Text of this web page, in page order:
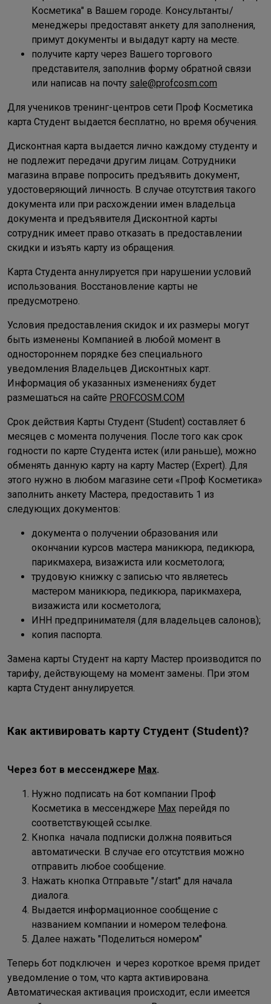
Косметика" в Вашем городе. Консультанты/
менеджеры предоставят анкету для заполнения,
примут документы и выдадут карту на месте.
получите карту через Вашего торгового
представителя, заполнив форму обратной связи
или написав на почту sale@profcosm.com
Для учеников тренинг-центров сети Проф Косметика
карта Студент выдается бесплатно, но время обучения.
Дисконтная карта выдается лично каждому студенту и
не подлежит передачи другим лицам. Сотрудники
магазина вправе попросить предъявить документ,
удостоверяющий личность. В случае отсутствия такого
документа или при расхождении имен владельца
документа и предъявителя Дисконтной карты
сотрудник имеет право отказать в предоставлении
скидки и изъять карту из обращения.
Карта Студента аннулируется при нарушении условий
использования. Восстановление карты не
предусмотрено.
Условия предоставления скидок и их размеры могут
быть изменены Компанией в любой момент в
одностороннем порядке без специального
уведомления Владельцев Дисконтных карт.
Информация об указанных изменениях будет
размешаться на сайте PROFCOSM.COM
Срок действия Карты Студент (Student) составляет 6
месяцев с момента получения. После того как срок
годности по карте Студента истек (или раньше), можно
обменять данную карту на карту Мастер (Expert). Для
этого нужно в любом магазине сети «Проф Косметика»
заполнить анкету Мастера, предоставить 1 из
следующих документов:
документа о получении образования или
окончании курсов мастера маникюра, педикюра,
парикмахера, визажиста или косметолога;
трудовую книжку с записью что являетесь
мастером маникюра, педикюра, парикмахера,
визажиста или косметолога;
ИНН предпринимателя (для владельцев салонов);
копия паспорта.
Замена карты Студент на карту Мастер производится по
тарифу, действующему на момент замены. При этом
карта Студент аннулируется.
Как активировать карту Студент (Student)?
Через бот в месcенджере Max.
Нужно подписать на бот компании Проф
Косметика в месcенджере Max перейдя по
соответствующей ссылке.
Кнопка начала подписки должна появиться
автоматически. В случае его отсутствия можно
отправить любое сообщение.
Нажать кнопка Отправьте "/start" для начала
диалога.
Выдается информационное сообщение с
названием компании и номером телефона.
Далее нажать "Поделиться номером"
Теперь бот подключен и через короткое время придет
уведомление о том, что карта активирована.
Автоматическая активация происходит, если имеется